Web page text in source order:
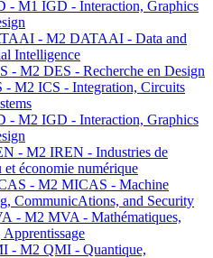
- M1 IGD - Interaction, Graphics
- M2 DATAAI - Data and
Intelligence
- M2 DES - Recherche en Design
- M2 ICS - Integration, Circuits
- M2 IGD - Interaction, Graphics
- M2 IREN - Industries de
et économie numérique
- M2 MICAS - Machine
CommunicAtions, and Security
- M2 MVA - Mathématiques,
- M2 QMI - Quantique,